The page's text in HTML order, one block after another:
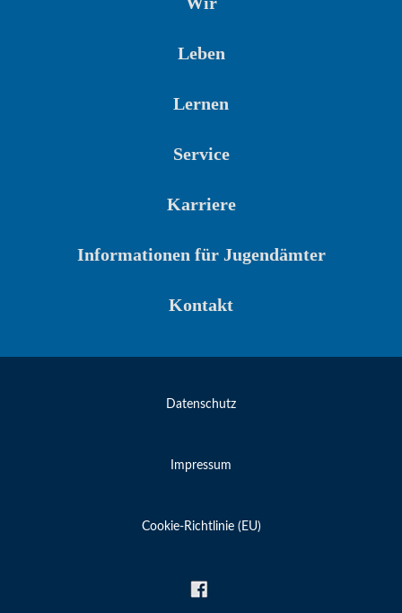
Leben
Lernen
Service
Karriere
Informationen für Jugendämter
Kontakt
Datenschutz
Impressum
Cookie-Richtlinie (EU)